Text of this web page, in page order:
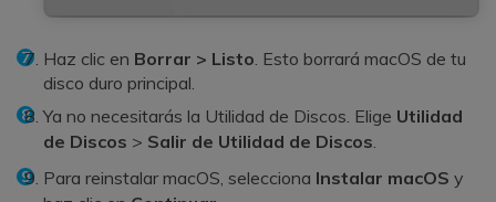
Haz clic en Borrar > Listo . Esto borrará macOS de tu
disco duro principal.
Ya no necesitarás la Utilidad de Discos. Elige Utilidad
de Discos > Salir de Utilidad de Discos.
Para reinstalar macOS, selecciona Instalar macOS y